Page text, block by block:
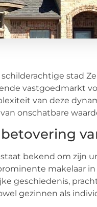
schilderachtige stad
vastgoedmarkt
van deze
onschatbare
betovering
bekend om zijn
makelaar in
geschiedenis,
gezinnen als